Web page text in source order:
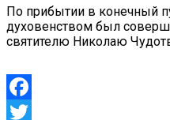
По прибытии в конечный
духовенством был
святителю Николаю
Facebook